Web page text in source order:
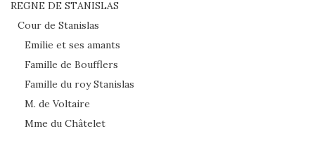
REGNE DE STANISLAS
Cour de Stanislas
Emilie et ses amants
Famille de Boufflers
Famille du roy Stanislas
M. de Voltaire
Mme du Châtelet